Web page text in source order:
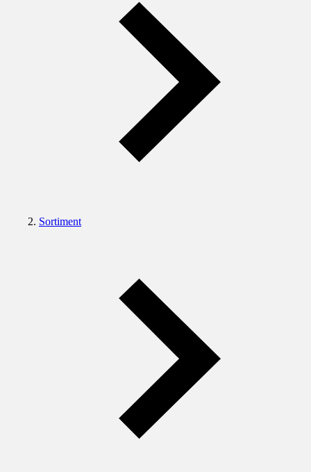
Sortiment